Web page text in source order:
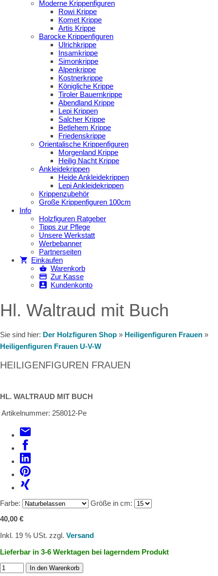
Moderne Krippenfiguren
Rowi Krippe
Komet Krippe
Artis Krippe
Barocke Krippenfiguren
Ulrichkrippe
Insamkrippe
Simonkrippe
Alpenkrippe
Kostnerkrippe
Königliche Krippe
Tiroler Bauernkrippe
Abendland Krippe
Lepi Krippen
Salcher Krippe
Betlehem Krippe
Friedenskrippe
Orientalische Krippenfiguren
Morgenland Krippe
Heilig Nacht Krippe
Ankleidekrippen
Heide Ankleidekrippen
Lepi Ankleidekrippen
Krippenzubehör
Große Krippenfiguren 100cm
Info
Holzfiguren Ratgeber
Tipps zur Pflege
Unsere Werkstatt
Werbebanner
Partnerseiten
Einkaufen
Warenkorb
Zur Kasse
Kundenkonto
Hl. Waltraud mit Buch
Sie sind hier: Der Holzfiguren Shop » Heiligenfiguren Frauen »
Heiligenfiguren Frauen U-V-W
HEILIGENFIGUREN FRAUEN
HL. WALTRAUD MIT BUCH
Artikelnummer: 258012-Pe
Farbe:
Größe in cm:
40,00 €
Inkl. 19 % USt. zzgl. Versand
Lieferbar in 3-6 Werktagen bei lagerndem Produkt
In den Warenkorb